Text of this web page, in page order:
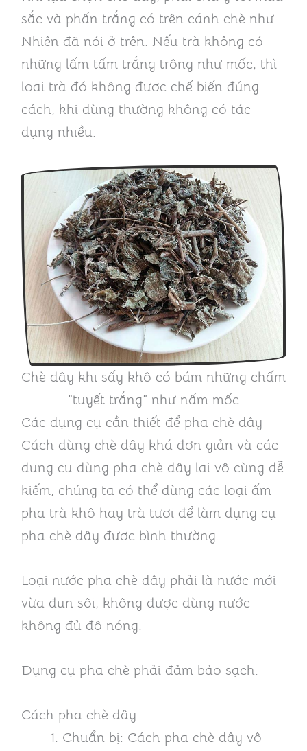
sắc và phấn trắng có trên cánh chè như
Nhiên đã nói ở trên. Nếu trà không có
những lấm tấm trắng trông như mốc, thì
loại trà đó không được chế biến đúng
cách, khi dùng thường không có tác
dụng nhiều.
Chè dây khi sấy khô có bám những chấm
“tuyết trắng” như nấm mốc
Các dụng cụ cần thiết để pha chè dây
Cách dùng chè dây khá đơn giản và các
dụng cụ dùng pha chè dây lại vô cùng dễ
kiếm, chúng ta có thể dùng các loại ấm
pha trà khô hay trà tươi để làm dụng cụ
pha chè dây được bình thường.
Loại nước pha chè dây phải là nước mới
vừa đun sôi, không được dùng nước
không đủ độ nóng.
Dụng cụ pha chè phải đảm bảo sạch.
Cách pha chè dây
Chuẩn bị: Cách pha chè dây vô